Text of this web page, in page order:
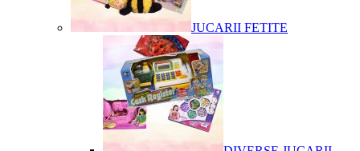
JUCARII FETITE